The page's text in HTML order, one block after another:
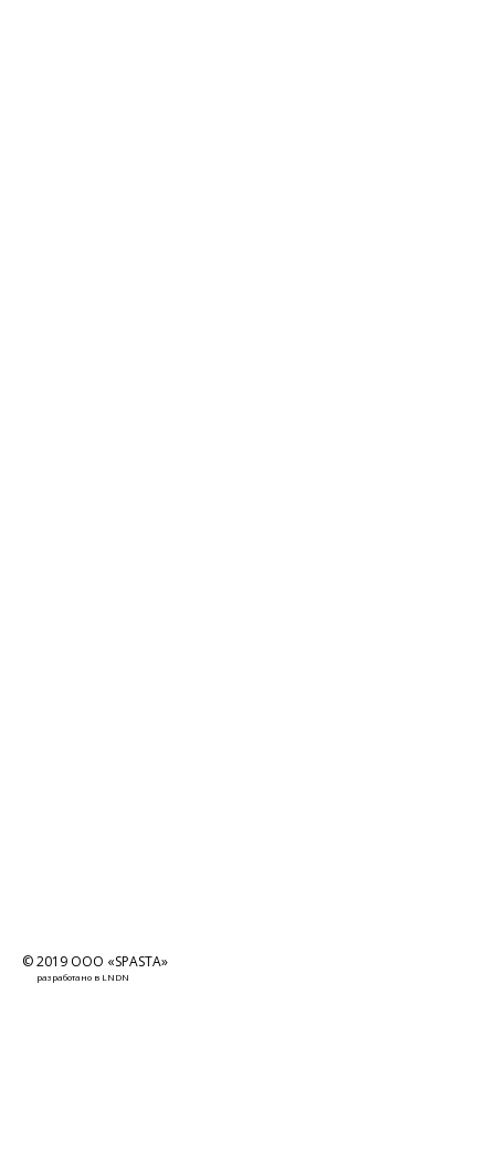
© 2019 OOO «SPASTA»
разработано в LNDN